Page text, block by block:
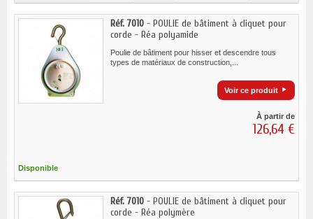
Réf. 7010 - POULIE de bâtiment à cliquet pour
corde - Réa polyamide
Poulie de bâtiment pour hisser et descendre tous
types de matériaux de construction,...
Voir ce produit
À partir de
126,64 €
Disponible
Réf. 7010 - POULIE de bâtiment à cliquet pour
corde - Réa polymère